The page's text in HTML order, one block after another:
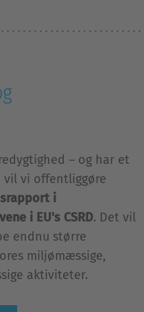
– og har et
vil vi offentliggøre
i
i EU's CSRD. Det vil
endnu større
miljømæssige,
aktiviteter.